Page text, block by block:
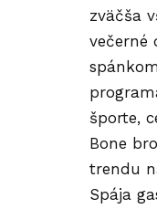
zväčša
večerné
športe,
Bone
trendu
Spája